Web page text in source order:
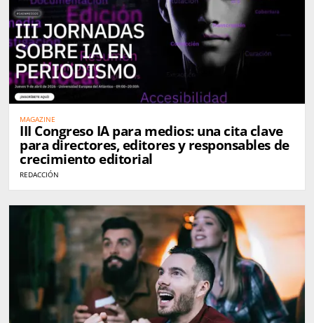
MAGAZINE
III Congreso IA para medios: una cita clave
para directores, editores y responsables de
crecimiento editorial
REDACCIÓN